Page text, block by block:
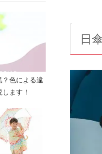
日
？色による違
ます！